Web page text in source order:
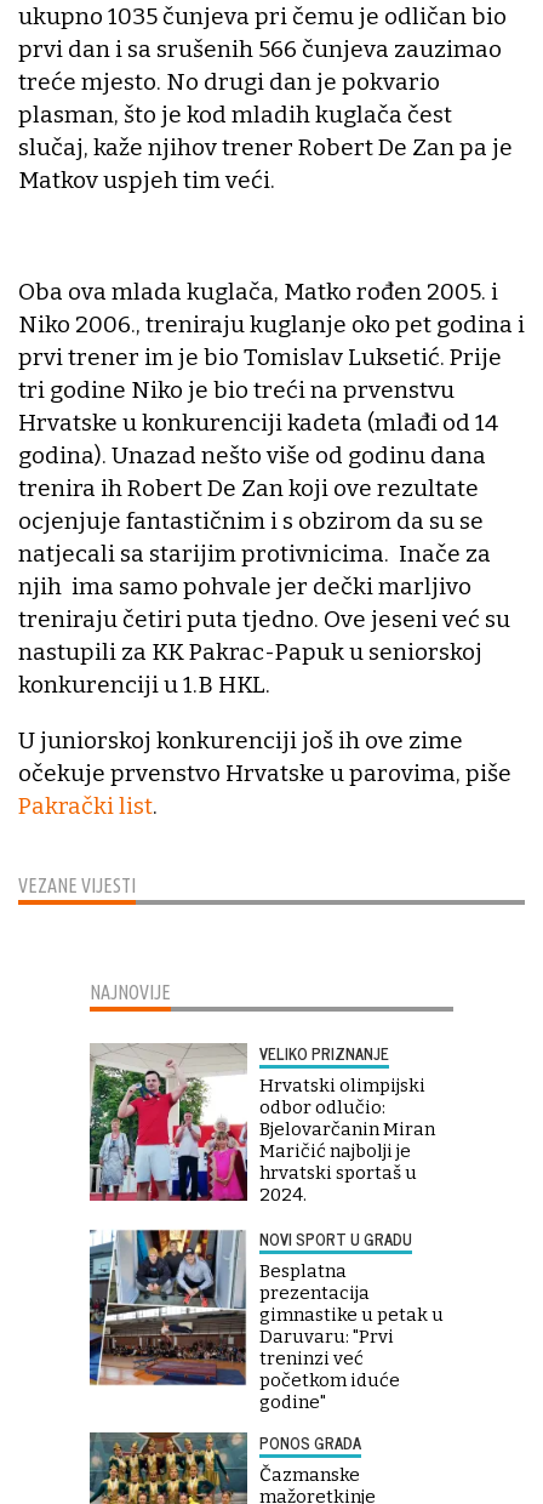
VEZANE VIJESTI
ukupno 1035 čunjeva pri čemu je odličan bio
prvi dan i sa srušenih 566 čunjeva zauzimao
treće mjesto. No drugi dan je pokvario
plasman, što je kod mladih kuglača čest
slučaj, kaže njihov trener Robert De Zan pa je
Matkov uspjeh tim veći.
Oba ova mlada kuglača, Matko rođen 2005. i
Niko 2006., treniraju kuglanje oko pet godina i
prvi trener im je bio Tomislav Luksetić. Prije
tri godine Niko je bio treći na prvenstvu
Hrvatske u konkurenciji kadeta (mlađi od 14
godina). Unazad nešto više od godinu dana
trenira ih Robert De Zan koji ove rezultate
ocjenjuje fantastičnim i s obzirom da su se
natjecali sa starijim protivnicima. Inače za
njih ima samo pohvale jer dečki marljivo
treniraju četiri puta tjedno. Ove jeseni već su
nastupili za KK Pakrac-Papuk u seniorskoj
konkurenciji u 1.B HKL.
U juniorskoj konkurenciji još ih ove zime
očekuje prvenstvo Hrvatske u parovima, piše
Pakrački list.
NAJNOVIJE
VELIKO PRIZNANJE
Hrvatski olimpijski
odbor odlučio:
Bjelovarčanin Miran
Maričić najbolji je
hrvatski sportaš u
2024.
NOVI SPORT U GRADU
Besplatna
prezentacija
gimnastike u petak u
Daruvaru: "Prvi
treninzi već
početkom iduće
godine"
PONOS GRADA
Čazmanske
mažoretkinje